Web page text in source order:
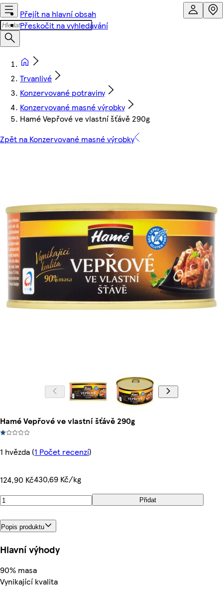
Přejít na hlavní obsah
Přeskočit na vyhledávání
Trvanlivé
Konzervované potraviny
Konzervované masné výrobky
Hamé Vepřové ve vlastní šťávě 290g
Zpět na Konzervované masné výrobky
Hamé Vepřové ve vlastní šťávě 290g
1 hvězda (1 Počet recenzí)
124,90 Kč430,69 Kč/kg
Přidat
Popis produktu
Hlavní výhody
90% masa
Vynikající kvalita